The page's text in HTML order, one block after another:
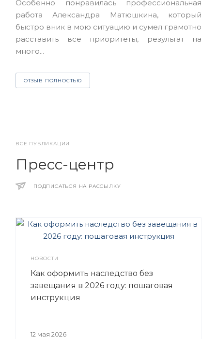
Особенно понравилась профессиональная
работа Александра Матюшкина, который
быстро вник в мою ситуацию и сумел грамотно
расставить все приоритеты, результат на
много...
ОТЗЫВ ПОЛНОСТЬЮ
ВСЕ ПУБЛИКАЦИИ
Пресс-центр
ПОДПИСАТЬСЯ НА РАССЫЛКУ
НОВОСТИ
Как оформить наследство без
завещания в 2026 году: пошаговая
инструкция
12 мая 2026